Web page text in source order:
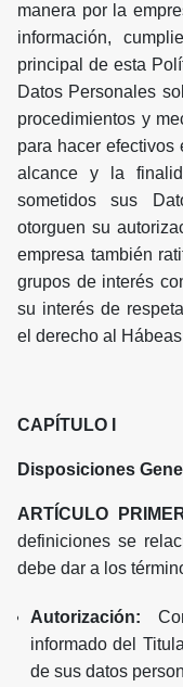
manera por la
información,
principal de esta
Datos Personales
procedimientos y
para hacer efectivos
alcance y la
sometidos sus
otorguen su
empresa también
grupos de interés
su interés de
el derecho al
CAPÍTULO I
Disposiciones
ARTÍCULO
definiciones se
debe dar a los
Autorización:
informado del
de sus datos